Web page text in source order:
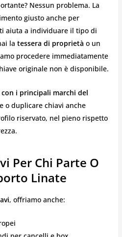
Nessun problema. La
giusto anche per
aiuta a individuare il tipo di
la tessera di proprietà o un
procedere immediatamente
originale non è disponibile.
i principali marchi del
o duplicare chiavi anche
riservato, nel pieno rispetto
Per Chi Parte O
Linate
, offriamo anche: